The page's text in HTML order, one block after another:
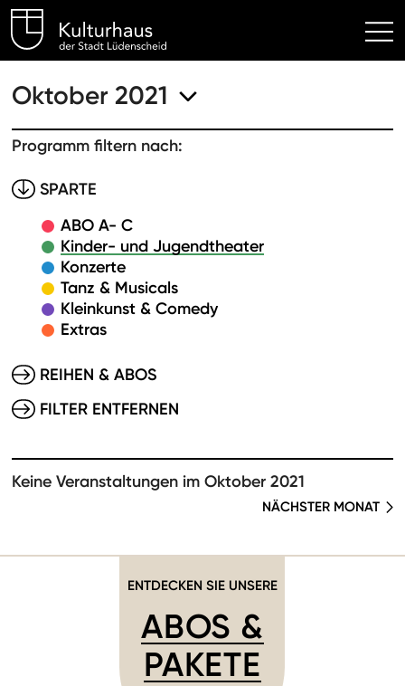
Kulturhaus Lüdenscheid
Oktober 2021
Programm filtern nach:
SPARTE
ABO A- C
Kinder- und Jugendtheater
Konzerte
Tanz & Musicals
Kleinkunst & Comedy
Extras
REIHEN & ABOS
FILTER ENTFERNEN
Keine Veranstaltungen im Oktober 2021
NÄCHSTER MONAT
ENTDECKEN SIE UNSERE
ABOS &
PAKETE